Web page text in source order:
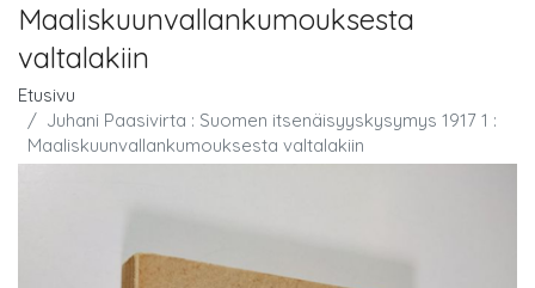
Maaliskuunvallankumouksesta
valtalakiin
Etusivu
Juhani Paasivirta : Suomen itsenäisyyskysymys 1917 1 :
Maaliskuunvallankumouksesta valtalakiin